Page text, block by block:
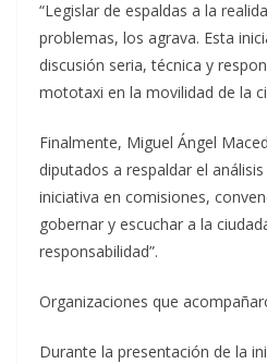
“Legislar de espaldas a la
problemas, los agrava. Esta
discusión seria, técnica y
mototaxi en la movilidad de la
Finalmente, Miguel Ángel
diputados a respaldar el
iniciativa en comisiones,
gobernar y escuchar a la
responsabilidad”.
Organizaciones que
Durante la presentación de la